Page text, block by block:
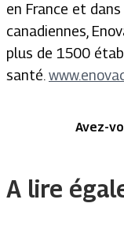
en France et
canadiennes,
plus de 1500
santé.
Avez-
A lire